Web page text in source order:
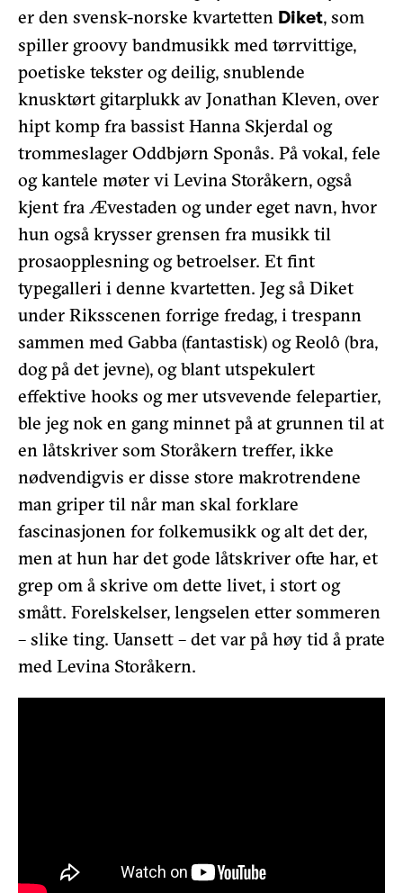
er den svensk-norske kvartetten Diket, som
spiller groovy bandmusikk med tørrvittige,
poetiske tekster og deilig, snublende
knusktørt gitarplukk av Jonathan Kleven, over
hipt komp fra bassist Hanna Skjerdal og
trommeslager Oddbjørn Sponås. På vokal, fele
og kantele møter vi Levina Storåkern, også
kjent fra Ævestaden og under eget navn, hvor
hun også krysser grensen fra musikk til
prosaopplesning og betroelser. Et fint
typegalleri i denne kvartetten. Jeg så Diket
under Riksscenen forrige fredag, i trespann
sammen med Gabba (fantastisk) og Reolô (bra,
dog på det jevne), og blant utspekulert
effektive hooks og mer utsvevende felepartier,
ble jeg nok en gang minnet på at grunnen til at
en låtskriver som Storåkern treffer, ikke
nødvendigvis er disse store makrotrendene
man griper til når man skal forklare
fascinasjonen for folkemusikk og alt det der,
men at hun har det gode låtskriver ofte har, et
grep om å skrive om dette livet, i stort og
smått. Forelskelser, lengselen etter sommeren
– slike ting. Uansett – det var på høy tid å prate
med Levina Storåkern.